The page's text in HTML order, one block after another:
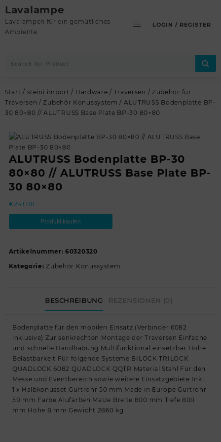
Skip
to
content
Lavalampe
Lavalampen für ein gemütliches
Ambiente
LOGIN / REGISTER
Start / steini import / Hardware / Traversen / Zubehör für
Traversen /Zubehör Konussystem / ALUTRUSS Bodenplatte BP-
30 80×80 // ALUTRUSS Base Plate BP-30 80×80
ALUTRUSS Bodenplatte BP-30
80×80 // ALUTRUSS Base Plate BP-
30 80×80
€241,08
Produkt kaufen
Artikelnummer: 60320320
Kategorie: Zubehör Konussystem
BESCHREIBUNG REZENSIONEN (0)
Bodenplatte für den mobilen Einsatz (Verbinder 6082
inklusive) Zur senkrechten Montage der Traversen Einfache
und schnelle Handhabung Multifunktional einsetzbar Hohe
Belastbarkeit Für folgende Systeme BILOCK TRILOCK
QUADLOCK 6082 QUADLOCK QQTR Material Stahl Für den
Messe und Eventbereich sowie weitere Einsatzgebiete Inkl.
1 x Halbkonusset Gurtrohr 50 mm Made in Europe Gurtrohr
50 mm Farbe Alufarben MaÜe Breite 800 mm Tiefe 800
mm Höhe 8 mm Gewicht 2860 kg